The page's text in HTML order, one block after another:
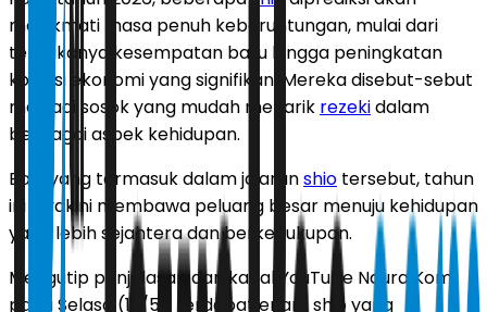
menikmati masa penuh keberuntungan, mulai dari
terbukanya kesempatan baru hingga peningkatan
kondisi ekonomi yang signifikan. Mereka disebut-sebut
menjadi sosok yang mudah menarik rezekidalam
berbagai aspek kehidupan.
Bagi yang termasuk dalam jajaranshio tersebut, tahun
ini diyakini membawa peluang besar menuju kehidupan
yang lebih sejahtera dan berkecukupan.
Mengutip penjelasan dari kanal YouTube Naura Kom
pada Selasa (12/5), terdapat enam shio yang